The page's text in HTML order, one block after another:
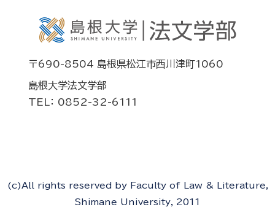
〒690-8504 島根県松江市西川津町1060
島根大学法文学部
TEL： 0852-32-6111
(c)All rights reserved by Faculty of Law & Literature,
Shimane University, 2011